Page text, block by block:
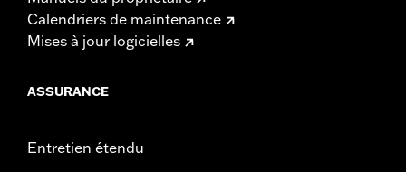
Calendriers de maintenance
Mises à jour logicielles
ASSURANCE
Entretien étendu